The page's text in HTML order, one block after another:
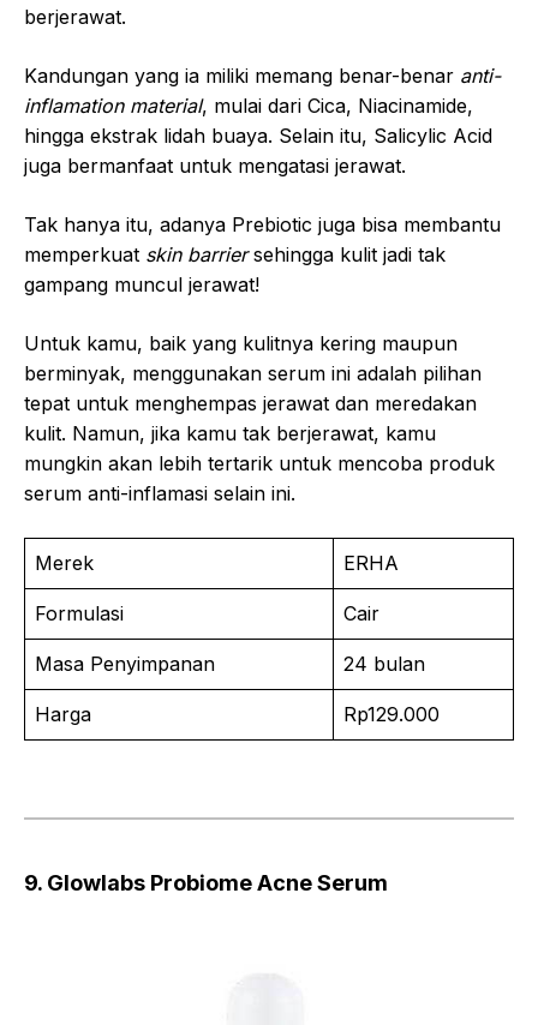
berjerawat.
Kandungan yang ia miliki memang benar-benar anti-
inflamation material, mulai dari Cica, Niacinamide,
hingga ekstrak lidah buaya. Selain itu, Salicylic Acid
juga bermanfaat untuk mengatasi jerawat.
Tak hanya itu, adanya Prebiotic juga bisa membantu
memperkuat skin barriersehingga kulit jadi tak
gampang muncul jerawat!
Untuk kamu, baik yang kulitnya kering maupun
berminyak, menggunakan serum ini adalah pilihan
tepat untuk menghempas jerawat dan meredakan
kulit. Namun, jika kamu tak berjerawat, kamu
mungkin akan lebih tertarik untuk mencoba produk
serum anti-inflamasi selain ini.
Merek ERHA
Formulasi Cair
Masa Penyimpanan 24 bulan
Harga Rp129.000
9. Glowlabs Probiome Acne Serum